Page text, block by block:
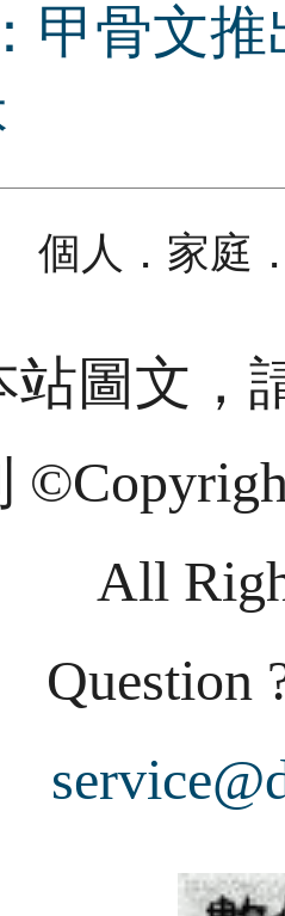
甲骨文推
個人．家庭
站圖文，
All
Question